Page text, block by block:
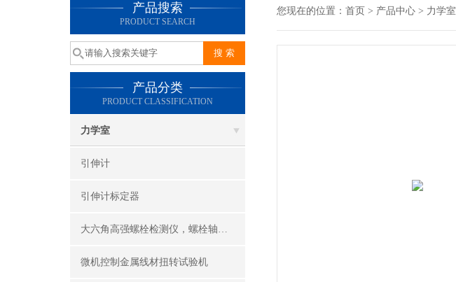
产品搜索
PRODUCT SEARCH
产品分类
PRODUCT CLASSIFICATION
力学室
引伸计
引伸计标定器
大六角高强螺栓检测仪，螺栓轴力计，抗滑移系数检测仪
微机控制金属线材扭转试验机
您现在的位置： 首页 > 产品中心 > 力学室